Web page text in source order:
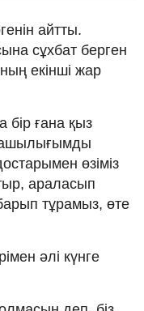
айтты.
сұхбат берген
екінші жар
бір ғана қыз
өзіміз
араласып
тұрамыз, өте
әлі күнге